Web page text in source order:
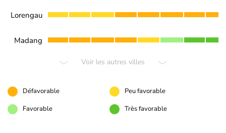
Lorengau
Madang
Voir les autres villes
Défavorable
Peu favorable
Favorable
Très favorable